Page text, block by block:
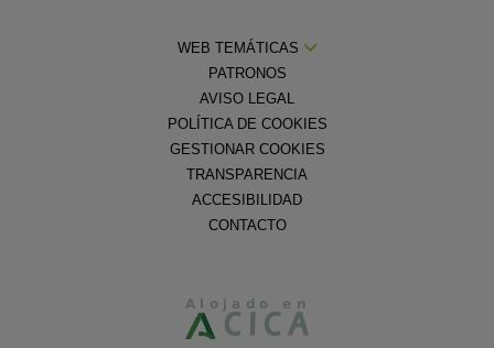
WEB TEMÁTICAS
PATRONOS
AVISO LEGAL
POLÍTICA DE COOKIES
GESTIONAR COOKIES
TRANSPARENCIA
ACCESIBILIDAD
CONTACTO